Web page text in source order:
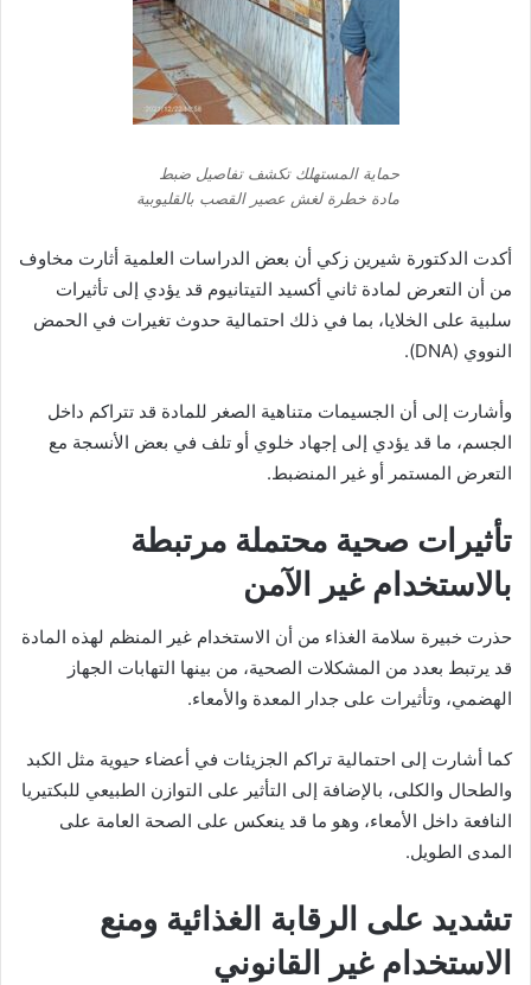
حماية المستهلك تكشف تفاصيل ضبط
مادة خطرة لغش عصير القصب بالقليوبية
أكدت الدكتورة شيرين زكي أن بعض الدراسات العلمية أثارت مخاوف
من أن التعرض لمادة ثاني أكسيد التيتانيوم قد يؤدي إلى تأثيرات
سلبية على الخلايا، بما في ذلك احتمالية حدوث تغيرات في الحمض
النووي (DNA).
وأشارت إلى أن الجسيمات متناهية الصغر للمادة قد تتراكم داخل
الجسم، ما قد يؤدي إلى إجهاد خلوي أو تلف في بعض الأنسجة مع
التعرض المستمر أو غير المنضبط.
تأثيرات صحية محتملة مرتبطة
بالاستخدام غير الآمن
حذرت خبيرة سلامة الغذاء من أن الاستخدام غير المنظم لهذه المادة
قد يرتبط بعدد من المشكلات الصحية، من بينها التهابات الجهاز
الهضمي، وتأثيرات على جدار المعدة والأمعاء.
كما أشارت إلى احتمالية تراكم الجزيئات في أعضاء حيوية مثل الكبد
والطحال والكلى، بالإضافة إلى التأثير على التوازن الطبيعي للبكتيريا
النافعة داخل الأمعاء، وهو ما قد ينعكس على الصحة العامة على
المدى الطويل.
تشديد على الرقابة الغذائية ومنع
الاستخدام غير القانوني